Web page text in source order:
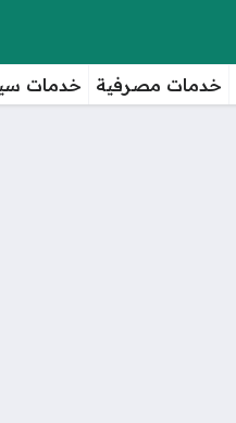
خدمات مصرفية خدمات